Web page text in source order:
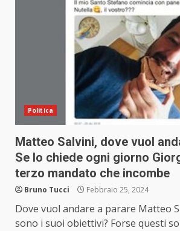
Politica
Matteo Salvini, dove vuol
Se lo chiede ogni giorno
terzo mandato che incombe
Bruno Tucci Febbraio 25, 2024
Dove vuol andare a parare Matteo
sono i suoi obiettivi? Forse questi